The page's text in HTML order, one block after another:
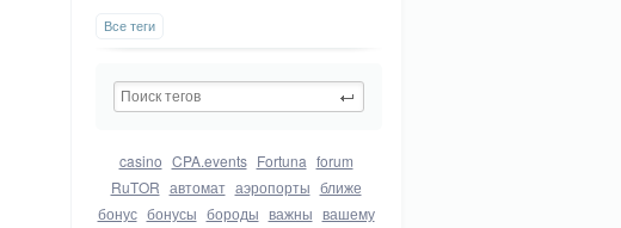
Все теги
casino CPA.events Fortuna forum
RuTOR автомат аэропорты ближе
бонус бонусы бороды важны вашему